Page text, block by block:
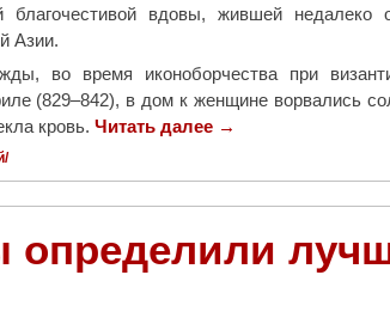
н
н
е
»
т
"
благочестивой вдовы, жившей недалеко
Азии.
во время иконоборчества при
(829–842), в дом к женщине ворвались
кровь. Читать далее "
р
а
о
→
определили